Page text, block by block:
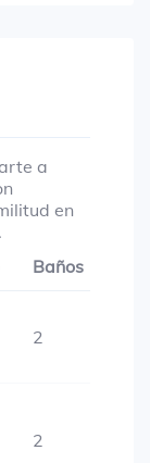
a
en
Baños
2
2